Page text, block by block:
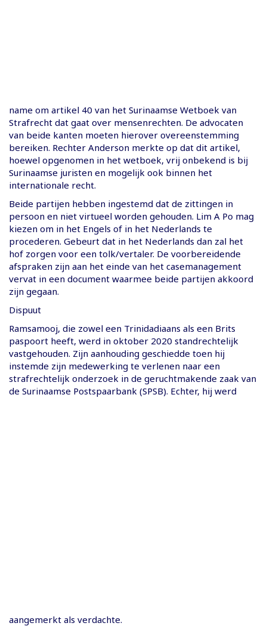
name om artikel 40 van het Surinaamse Wetboek van
Strafrecht dat gaat over mensenrechten. De advocaten
van beide kanten moeten hierover overeenstemming
bereiken. Rechter Anderson merkte op dat dit artikel,
hoewel opgenomen in het wetboek, vrij onbekend is bij
Surinaamse juristen en mogelijk ook binnen het
internationale recht.
Beide partijen hebben ingestemd dat de zittingen in
persoon en niet virtueel worden gehouden. Lim A Po mag
kiezen om in het Engels of in het Nederlands te
procederen. Gebeurt dat in het Nederlands dan zal het
hof zorgen voor een tolk/vertaler. De voorbereidende
afspraken zijn aan het einde van het casemanagement
vervat in een document waarmee beide partijen akkoord
zijn gegaan.
Dispuut
Ramsamooj, die zowel een Trinidadiaans als een Brits
paspoort heeft, werd in oktober 2020 standrechtelijk
vastgehouden. Zijn aanhouding geschiedde toen hij
instemde zijn medewerking te verlenen naar een
strafrechtelijk onderzoek in de geruchtmakende zaak van
de Surinaamse Postspaarbank (SPSB). Echter, hij werd
aangemerkt als verdachte.